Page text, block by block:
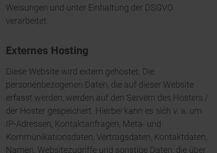
Weisungen und unter Einhaltung der DSGVO
verarbeitet.
Externes Hosting
Diese Website wird extern gehostet. Die
personenbezogenen Daten, die auf dieser Website
erfasst werden, werden auf den Servern des Hosters /
der Hoster gespeichert. Hierbei kann es sich v. a. um
IP-Adressen, Kontaktanfragen, Meta- und
Kommunikationsdaten, Vertragsdaten, Kontaktdaten,
Namen, Websitezugriffe und sonstige Daten, die über